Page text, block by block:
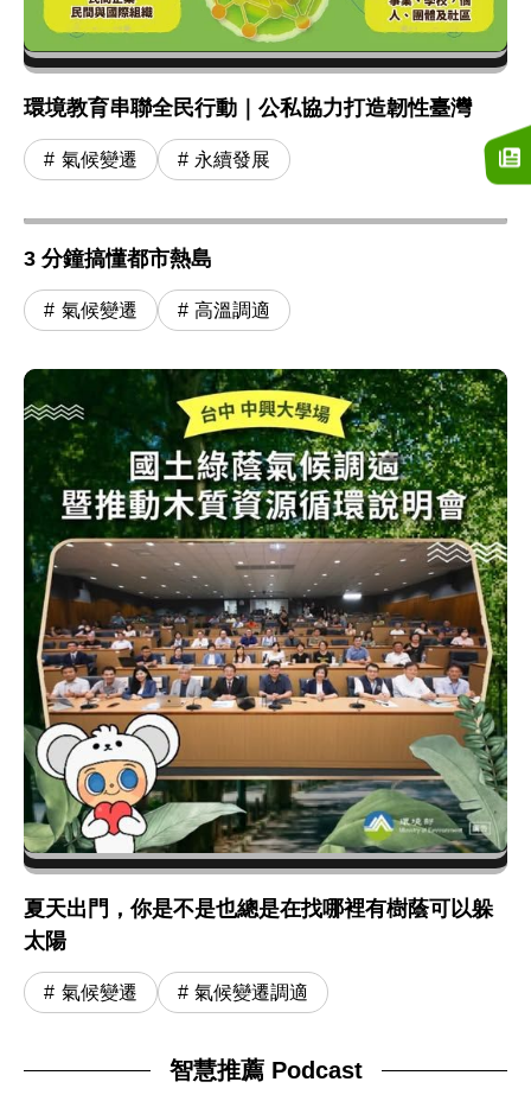
環境教育串聯全民行動｜公私協力打造韌性臺灣
氣候變遷 永續發展
3 分鐘搞懂都市熱島
氣候變遷 高溫調適
夏天出門，你是不是也總是在找哪裡有樹蔭可以躲
太陽
氣候變遷 氣候變遷調適
智慧推薦 Podcast